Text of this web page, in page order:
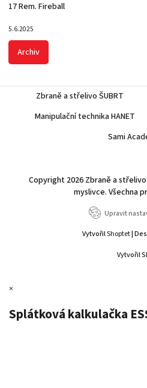
17 Rem. Fireball
5.6.2025
Archiv
Zbraně a střelivo ŠUBRT
Manipulační technika HANET
Sami
Vytvořil
Copyright 2026 Zbraně a
myslivce. Všechna
Upravit
VytvořilShoptet|
×
Splátková kalkulačka